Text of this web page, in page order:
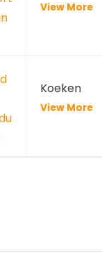
View More
Koeken
View More